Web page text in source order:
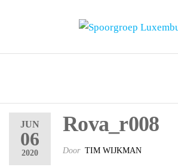
JUN
06
2020
Rova_r008
Door TIM WIJKMAN